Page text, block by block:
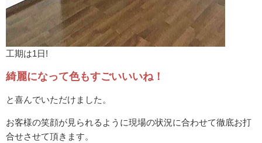
工期は1日!
綺麗になって色もすごいいいね！
と喜んでいただけました。
お客様の笑顔が見られるように現場の状況に合わせて徹底お打
合せさせて頂きます。